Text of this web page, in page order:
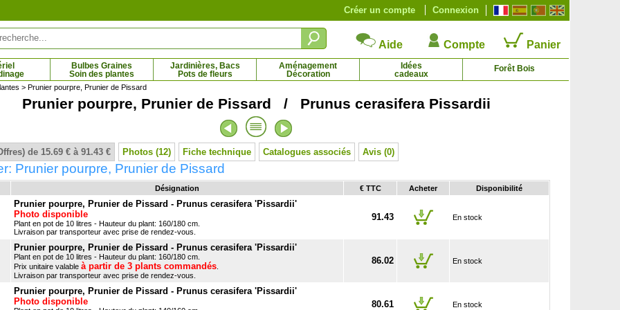
Connexion
Créer un compte
Aide Compte Panier
Bulbes Graines
Soin des plantes
Jardinières, Bacs
Pots de fleurs
Aménagement
Décoration
Idées
cadeaux
Forêt Bois
Cerisier Bigarreau Burlat
> Prunier pourpre, Prunier de Pissard
Prunier pourpre, Prunier de Pissard / Prunus cerasifera Pissardii
de 15.69 € à 91.43 € Photos (12) Fiche technique Catalogues associés Avis (0)
Prunier pourpre, Prunier de Pissard
Désignation € TTC Acheter Disponibilité
Prunier pourpre, Prunier de Pissard - Prunus cerasifera 'Pissardii'
Photo disponible
Plant en pot de 10 litres - Hauteur du plant: 160/180 cm.
Livraison par transporteur avec prise de rendez-vous.
91.43 En stock
Prunier pourpre, Prunier de Pissard - Prunus cerasifera 'Pissardii'
Plant en pot de 10 litres - Hauteur du plant: 160/180 cm.
Prix unitaire valable à partir de 3 plants commandés
Livraison par transporteur avec prise de rendez-vous.
86.02 En stock
Prunier pourpre, Prunier de Pissard - Prunus cerasifera 'Pissardii'
Photo disponible
80.61 En stock